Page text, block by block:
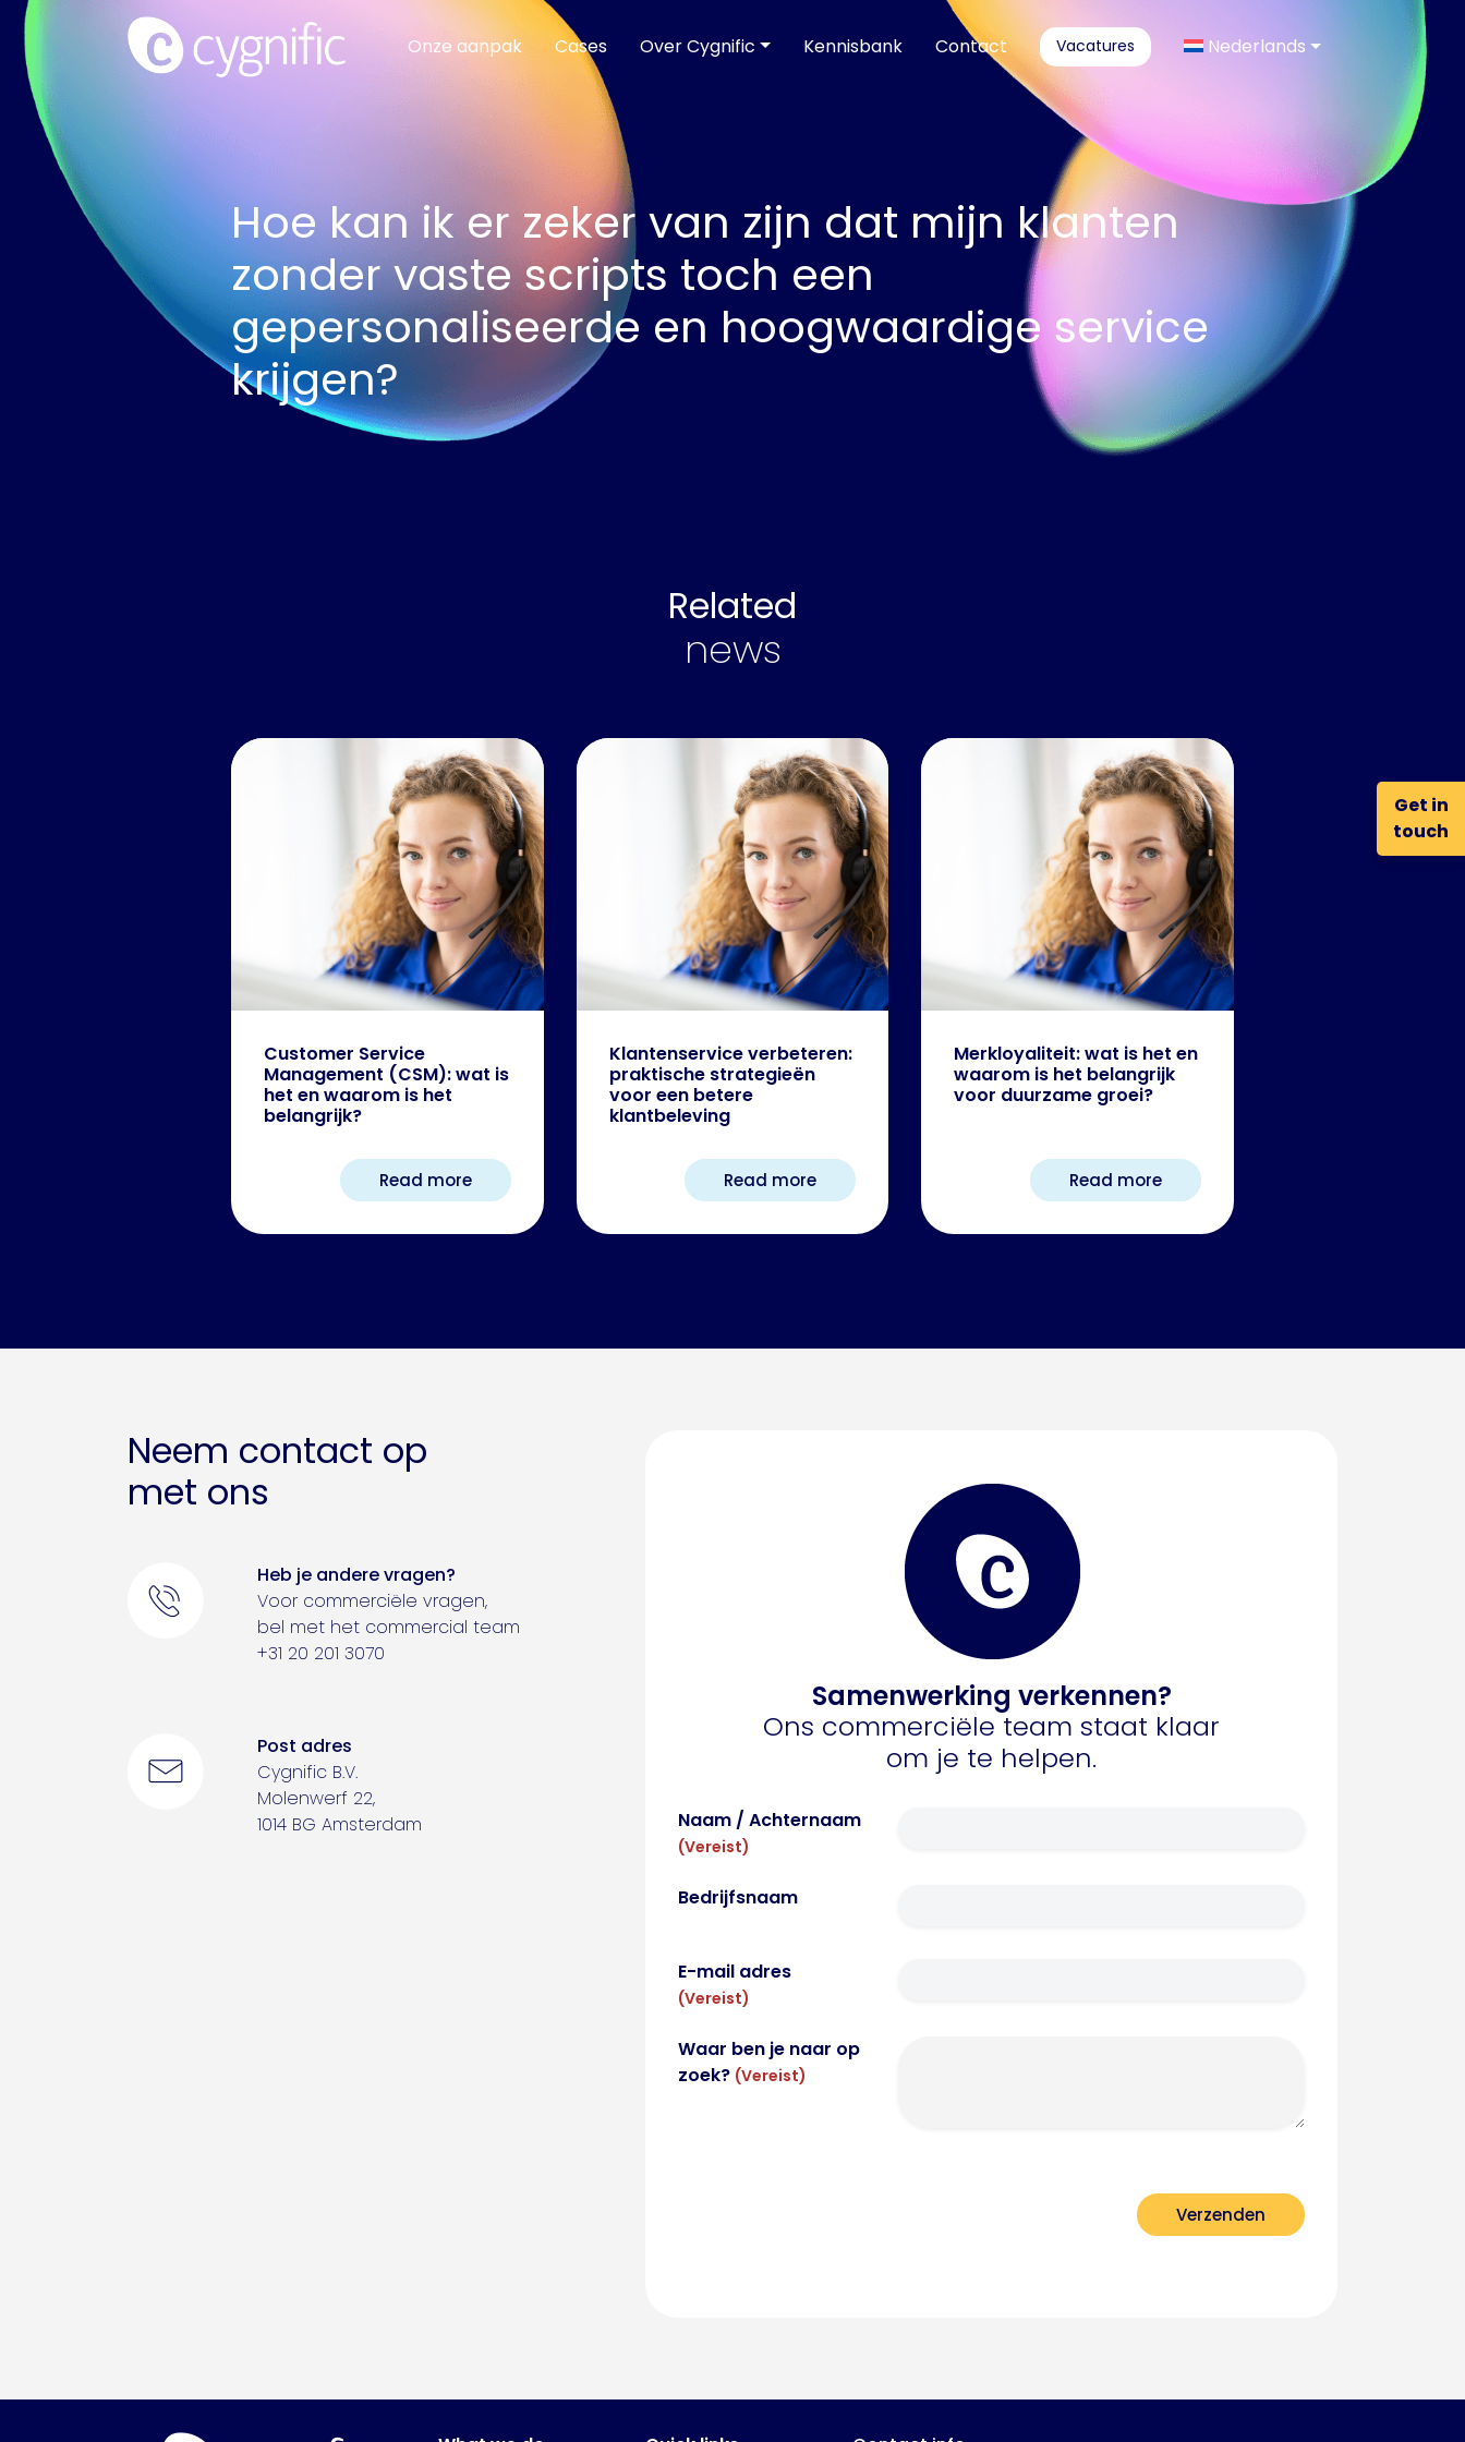
Get in
touch
Onze aanpak Cases Over Cygnific Kennisbank Contact Vacatures Nederlands
Hoe kan ik er zeker van zijn dat mijn klanten
zonder vaste scripts toch een
gepersonaliseerde en hoogwaardige service
krijgen?
Related
news
Customer Service
Management (CSM): wat is
het en waarom is het
belangrijk?
Read more
Klantenservice verbeteren:
praktische strategieën
voor een betere
klantbeleving
Read more
Merkloyaliteit: wat is het en
waarom is het belangrijk
voor duurzame groei?
Read more
Neem contact op
met ons
Heb je andere vragen?
Voor commerciële vragen,
bel met het commercial team
+31 20 201 3070
Post adres
Cygnific B.V.
Molenwerf 22,
1014 BG Amsterdam
Samenwerking verkennen?
Ons commerciële team staat klaar
om je te helpen.
Naam / Achternaam
(Vereist)
Bedrijfsnaam
E-mail adres
(Vereist)
Waar ben je naar op
zoek? (Vereist)
Verzenden